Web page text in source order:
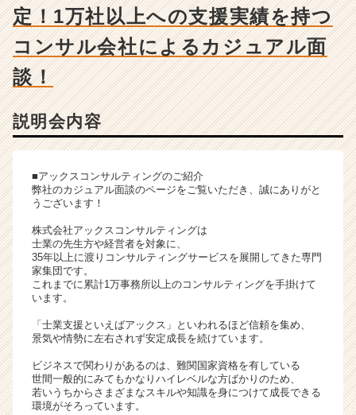
ベ
ン
チ
ャ
業
ら
ス
ウ
ト
が
く
活
サ
ト
チ
ア
定！1万社以上への支援実績を持つ
コンサル会社によるカジュアル面
談！
説明会内容
■アックスコンサルティングのご紹介
弊社のカジュアル面談のページをご覧いただき、誠にありがと
うございます！
株式会社アックスコンサルティングは
士業の先生方や経営者を対象に、
35年以上に渡りコンサルティングサービスを展開してきた専門
家集団です。
これまでに累計1万事務所以上のコンサルティングを手掛けて
います。
「士業支援といえばアックス」といわれるほど信頼を集め、
景気や情勢に左右されず安定成長を続けています。
ビジネスで関わりがあるのは、難関国家資格を有している
世間一般的にみてもかなりハイレベルな方ばかりのため、
若いうちからさまざまなスキルや知識を身につけて成長できる
環境がそろっています。